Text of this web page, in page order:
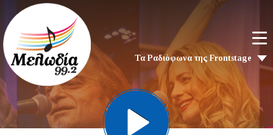
Τα Ραδιόφωνα της Frontstage